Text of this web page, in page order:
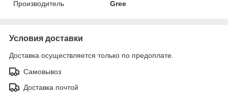
Производитель
Gree
Условия доставки
Доставка осуществляется только по предоплате.
Самовывоз
Доставка почтой